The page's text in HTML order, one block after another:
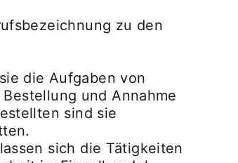
zu den
die Aufgaben von
und Annahme
sind sie
sich die Tätigkeiten